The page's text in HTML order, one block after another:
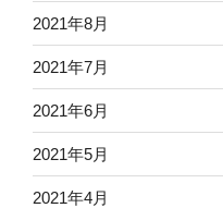
2021年8月
2021年7月
2021年6月
2021年5月
2021年4月